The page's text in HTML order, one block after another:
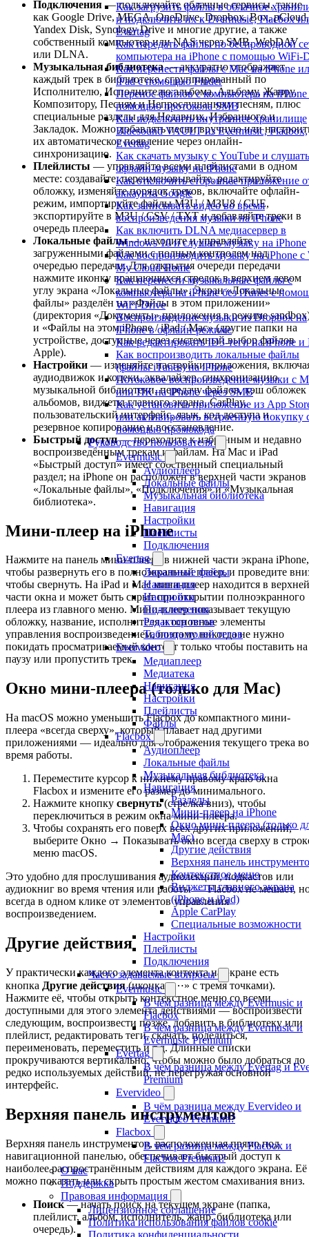
Как загрузить файлы в облачное
и подключить их к Evermusic, Flacbox
Evertag
Как передать файлы по беспроводной
компьютера на iPhone с помощью WiFi-
Как перенести файлы с Mac на iPhone
iPad с помощью Finder
Перенос файлов с компьютера на iPhone
помощью протокола SMB
Как подключить внутреннее хранилище
Bluesound VAULT из Evermusic, Flacbox,
Evertag
Как скачать музыку с YouTube и слушать
офлайн-музыку на iPhone
Как отключить стороннее приложение
аккаунта Google
Как записывать видео во время
воспроизведения музыки на iPhone
Как включить DLNA медиасервер в
Windows 10 и слушать музыку на iPhone
Как воспроизводить музыку на iPhone с
My Cloud Home
Как перенести музыкальные файлы с
компьютера на iPhone без iTunes с
WiFi-Drive
Воспроизведение музыки из Dropbox на
iPhone в офлайн-режиме
Как редактировать ID3-теги на iPhone и
Как воспроизводить локальные файлы
(файлы iTunes) на iPhone
Потоковое воспроизведение музыки с
или ПК на iPhone через SMB
Как установить приложение из App
или активировать встроенную покупку
помощью промокода
Руководство пользователя
Evermusic
Аудиоплеер
Локальные файлы
Музыкальная библиотека
Навигация
Настройки
Плейлисты
Подключения
Evertag
Локальные файлы
Навигация
Настройки
Подключения
Редактор тегов
Таблица полей тегов
Evervideo
Медиаплеер
Медиатека
Навигация
Настройки
Плейлисты
Файлы
Flacbox
Аудиоплеер
Локальные файлы
Музыкальная библиотека
Навигация
Разделы
Мини-плеер на iPhone
Окно мини-плеера (только
Mac)
Другие действия
Верхняя панель
Контекстное меню
Виджеты главного экрана
(iPhone и iPad)
Apple CarPlay
Специальные возможности
Настройки
Плейлисты
Подключения
Часто задаваемые вопросы
Evermusic
В чём разница между Evermusic и
Flacbox
В чём разница между Evermusic и
Evermusic Premium
Evertag
В чём разница между Evertag и
Premium
Evervideo
В чём разница между Evervideo и
Evervideo Premium?
Flacbox
В чём разница между Flacbox и
Flacbox Premium?
О нас
Поддержка
Правовая информация
Лицензионное соглашение
Политика использования файлов cookie
Политика конфиденциальности
Подключения — подключайте облачные сервисы, такие
как Google Drive, MEGA, OneDrive, Dropbox, Box, pCloud,
Yandex Disk, Synology Drive и многие другие, а также
собственный компьютер или NAS через SMB, WebDAV
или DLNA.
Музыкальная библиотека— аккуратно отображает
каждый трек в библиотеке, сгруппированный по
Исполнителю, Исполнителю альбома, Альбому, Жанру,
Композитору, Песням и Непрослушанным песням, плюс
специальные разделы для Недавних, Избранного и
Закладок. Можно добавлять песни вручную или
их автоматическое появление через онлайн-
синхронизацию.
Плейлисты — управляйте всеми плейлистами в одном
месте: создавайте, переименовывайте, редактируйте
обложку, изменяйте порядок треков, включайте офлайн-
режим, импортируйте файлы M3U / M3U8 / CUE,
экспортируйте в M3U / CSV / TXT и добавляйте треки в
очередь плеера.
Локальные файлы— находите и управляйте
загруженными файлами с полным контролем над
очередью передачи. Для открытия очереди передачи
нажмите иконку вращающихся стрелок в верхнем левом
углу экрана «Локальные файлы». Экран «Локальные
файлы» разделён на «Файлы в этом приложении»
(директория «Документы» приложения в режиме
и «Файлы на этом iPhone / iPad / Mac» (другие папки на
устройстве, доступные через системный выбор файлов
Apple).
Настройки — изменяйте настройки приложения,
аудиодвижок и кодеки, эквалайзер, синхронизацию
музыкальной библиотеки, передачу файлов, кэш обложек
альбомов, виджеты главного экрана, CarPlay,
пользовательский интерфейс, язык, код доступа и
резервное копирование и восстановление.
Быстрый доступ— переходите к избранным и недавно
воспроизведённым трекам и файлам. На Mac и iPad
«Быстрый доступ» имеет собственный специальный
раздел; на iPhone он расположен в верхней части экранов
«Локальные файлы», «Подключения» и «Музыкальная
библиотека».
Мини-плеер на iPhone
Нажмите на панель мини-плеера в нижней части экрана iPhone,
чтобы развернуть его в полноэкранный плеер, и проведите
чтобы свернуть. На iPad и Mac мини-плеер находится в верхней
части окна и может быть скрыт при открытии полноэкранного
плеера из главного меню. Мини-плеер показывает текущую
обложку, название, исполнителя и основные элементы
управления воспроизведением, поэтому никогда не нужно
покидать просматриваемый контент только чтобы поставить на
паузу или пропустить трек.
Окно мини-плеера (только для Mac)
На macOS можно уменьшить Flacbox до компактного мини-
плеера «всегда сверху», который плавает над другими
приложениями — идеально для отображения текущего трека во
время работы.
Переместите курсор к нижнему правому краю окна
Flacbox и измените его размер до минимального.
Нажмите кнопку свернуть(стрелка вниз), чтобы
переключиться в режим окна мини-плеера.
Чтобы сохранять его поверх всех других приложений,
выберите Окно → Показывать окно всегда сверху в
меню macOS.
Это удобно для прослушивания аудиолекций, подкастов или
аудиокниг во время чтения или работы — Flacbox не мешает,
всегда в одном клике от элементов управления
воспроизведением.
Другие действия
У практически каждого элемента контента на экране есть
кнопка Другие действия(иконка «⋯» с тремя точками).
Нажмите её, чтобы открыть контекстное меню со всеми
доступными для этого элемента действиями — воспроизвести
следующим, воспроизвести позже, добавить в библиотеку или
плейлист, редактировать теги, скачать, поделиться,
переименовать, переместить и т.д. Длинные списки
прокручиваются вертикально, чтобы можно было добраться до
редко используемых действий, не перегружая основной
интерфейс.
Верхняя панель инструментов
Верхняя панель инструментов, расположенная прямо под
навигационной панелью, обеспечивает быстрый доступ к
наиболее распространённым действиям для каждого экрана. Её
можно показать или скрыть простым жестом смахивания вниз.
Поиск— начать поиск на текущем экране (папка,
плейлист, альбом, исполнитель, жанр, библиотека или
очередь).